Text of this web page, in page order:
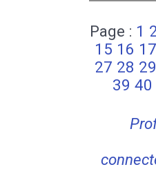
Page : 1
15 16 17
27 28 29
39 40